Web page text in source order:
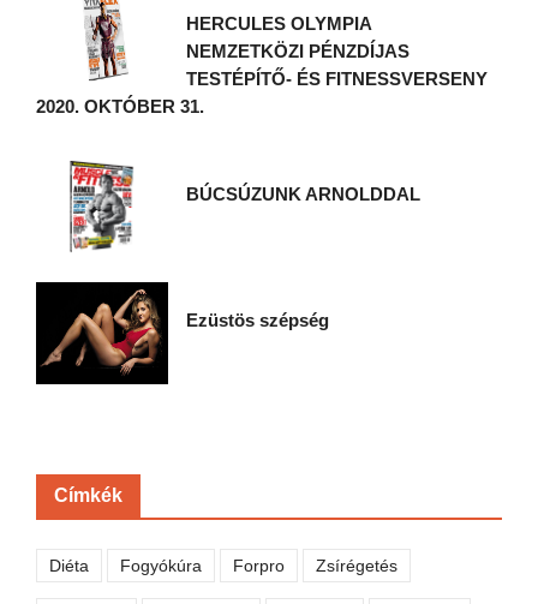
HERCULES OLYMPIA
NEMZETKÖZI PÉNZDÍJAS
TESTÉPÍTŐ- ÉS FITNESSVERSENY
2020. OKTÓBER 31.
BÚCSÚZUNK ARNOLDDAL
Ezüstös szépség
Címkék
Diéta Fogyókúra Forpro Zsírégetés